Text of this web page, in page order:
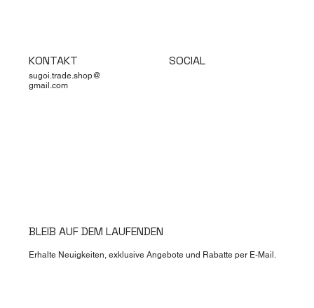
KONTAKT
sugoi.trade.shop@
gmail.com
SOCIAL
BLEIB AUF DEM LAUFENDEN
Erhalte Neuigkeiten, exklusive Angebote und Rabatte per E-Mail.